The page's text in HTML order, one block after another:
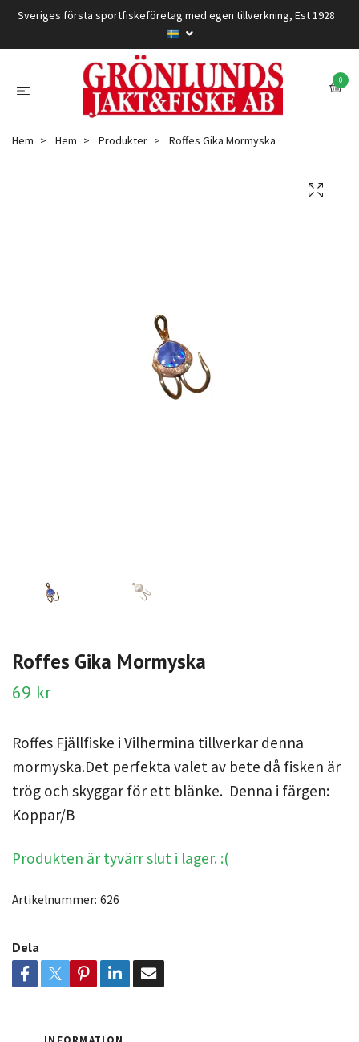
Sveriges första sportfiskeföretag med egen tillverkning, Est 1928
0
Hem Hem Produkter Roffes Gika Mormyska
Roffes Gika Mormyska
69 kr
Roffes Fjällfiske i Vilhermina tillverkar denna
mormyska.Det perfekta valet av bete då fisken är
trög och skyggar för ett blänke. Denna i färgen:
Koppar/B
Produkten är tyvärr slut i lager. :(
Artikelnummer: 626
Dela
INFORMATION